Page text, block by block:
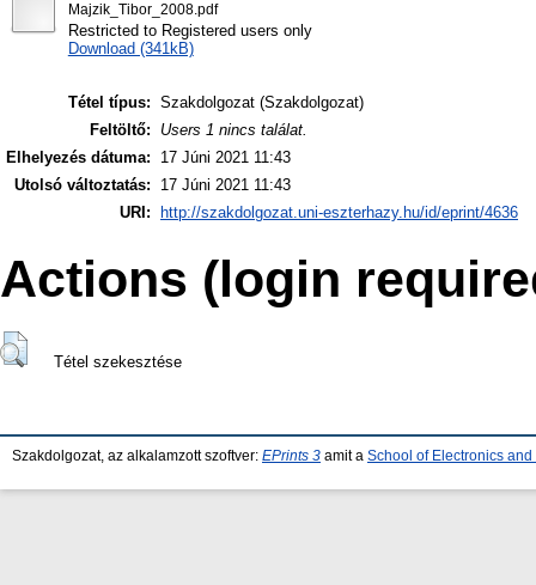
Majzik_Tibor_2008.pdf
Restricted to Registered users only
Download (341kB)
Tétel típus: Szakdolgozat (Szakdolgozat)
Feltöltő:
Users 1 nincs találat.
Elhelyezés dátuma:
17 Júni 2021 11:43
Utolsó változtatás:
17 Júni 2021 11:43
URI:
http://szakdolgozat.uni-eszterhazy.hu/id/eprint/4636
Actions (login
Tétel szekesztése
Szakdolgozat, az alkalamzott szoftver: EPrints 3 amit a School of Electronics